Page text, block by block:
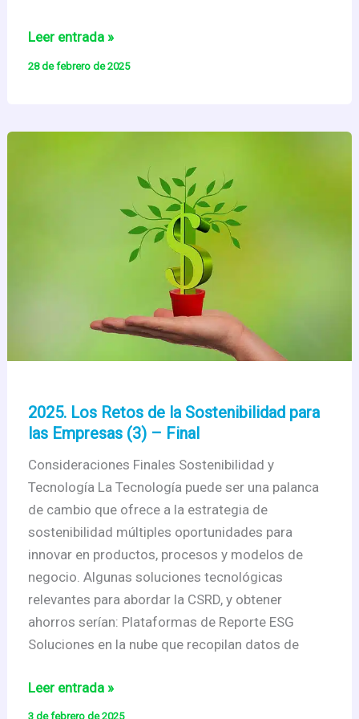
Sostenibilidad
y
Leer entrada »
28 de febrero de 2025
2025. Los Retos de la Sostenibilidad para
las Empresas (3) – Final
Consideraciones Finales Sostenibilidad y
Tecnología La Tecnología puede ser una palanca
de cambio que ofrece a la estrategia de
sostenibilidad múltiples oportunidades para
innovar en productos, procesos y modelos de
negocio. Algunas soluciones tecnológicas
relevantes para abordar la CSRD, y obtener
ahorros serían: Plataformas de Reporte ESG
Soluciones en la nube que recopilan datos de
2025.
Los
Leer entrada »
3 de febrero de 2025